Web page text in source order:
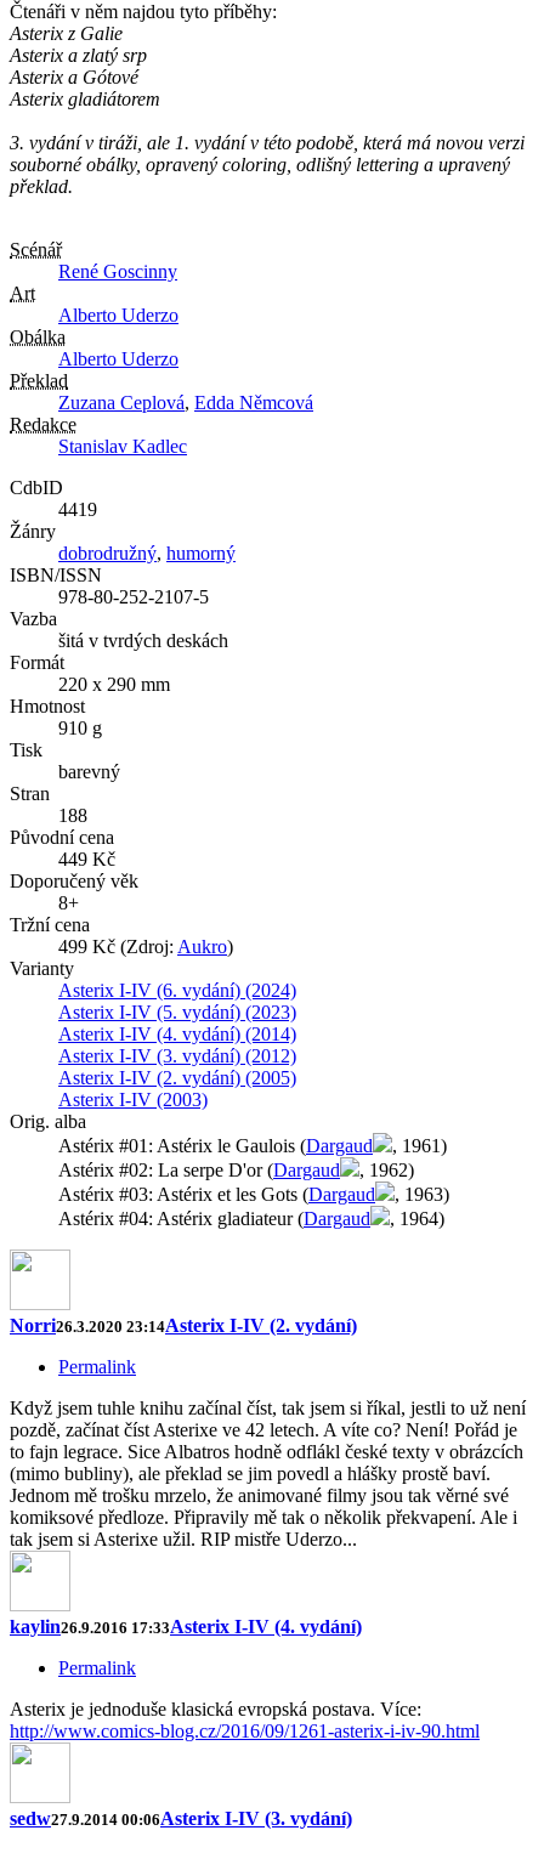
Čtenáři v něm najdou tyto příběhy:
Asterix z Galie
Asterix a zlatý srp
Asterix a Gótové
Asterix gladiátorem
3. vydání v tiráži, ale 1. vydání v této podobě, která má novou verzi
souborné obálky, opravený coloring, odlišný lettering a upravený
překlad.
Scénář
René Goscinny
Art
Alberto Uderzo
Obálka
Alberto Uderzo
Překlad
Zuzana Ceplová, Edda Němcová
Redakce
Stanislav Kadlec
CdbID
4419
Žánry
dobrodružný, humorný
ISBN/ISSN
978-80-252-2107-5
Vazba
šitá v tvrdých deskách
Formát
220 x 290 mm
Hmotnost
910 g
Tisk
barevný
Stran
188
Původní cena
449 Kč
Doporučený věk
8+
Tržní cena
499 Kč (Zdroj: Aukro)
Varianty
Asterix I-IV (6. vydání) (2024)
Asterix I-IV (5. vydání) (2023)
Asterix I-IV (4. vydání) (2014)
Asterix I-IV (3. vydání) (2012)
Asterix I-IV (2. vydání) (2005)
Asterix I-IV (2003)
Orig. alba
Astérix #01: Astérix le Gaulois (Dargaud
, 1961)
Astérix #02: La serpe D'or (Dargaud
, 1962)
Astérix #03: Astérix et les Gots (Dargaud
, 1963)
Astérix #04: Astérix gladiateur (Dargaud , 1964)
Norri26.3.2020 23:14Asterix I-IV (2. vydání)
Permalink
Když jsem tuhle knihu začínal číst, tak jsem si říkal, jestli to už není
pozdě, začínat číst Asterixe ve 42 letech. A víte co? Není! Pořád je
to fajn legrace. Sice Albatros hodně odflákl české texty v obrázcích
(mimo bubliny), ale překlad se jim povedl a hlášky prostě baví.
Jednom mě trošku mrzelo, že animované filmy jsou tak věrné své
komiksové předloze. Připravily mě tak o několik překvapení. Ale i
tak jsem si Asterixe užil. RIP mistře Uderzo...
kaylin26.9.2016 17:33Asterix I-IV (4. vydání)
Permalink
Asterix je jednoduše klasická evropská postava. Více:
http://www.comics-blog.cz/2016/09/1261-asterix-i-iv-90.html
sedw27.9.2014 00:06Asterix I-IV (3. vydání)